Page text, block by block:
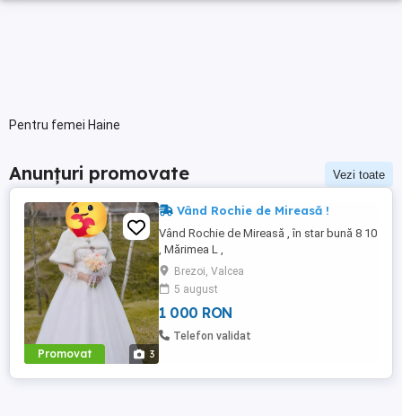
Pentru femei Haine
Anunțuri promovate Vezi toate
Promovat 3
Vând Rochie de Mireasă !
Vând Rochie de Mireasă , în star bună 8 10
, Mărimea L ,
Brezoi, Valcea
5 august
1 000 RON
Telefon validat